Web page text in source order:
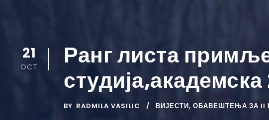
21
OCT
Ранг листа
BY RADMILA VASILIC ВИЈЕСТИ, ОБАВЕШТЕЊА ЗА II